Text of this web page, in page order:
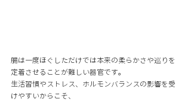
腸は一度ほぐしただけでは本来の柔らかさや巡りを
定着させることが難しい器官です。
生活習慣やストレス、ホルモンバランスの影響を受
けやすいからこそ、